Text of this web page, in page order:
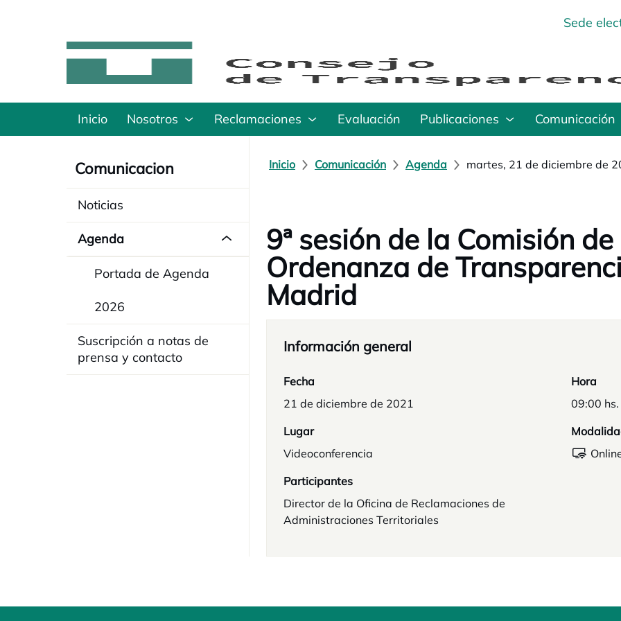
Sede
Inicio Nosotros Reclamaciones Evaluación Publicaciones Comunicación
Comunicacion
Noticias
Agenda
Portada de Agenda
2026
Suscripción a notas de
prensa y contacto
Inicio Comunicación Agenda martes, 21 de diciembre de
9ª sesión de la Comisión
Ordenanza de
Madrid
Información general
Fecha
21 de diciembre de 2021
Hora
09:00 hs.
Lugar
Videoconferencia
Participantes
Director de la Oficina de Reclamaciones de
Administraciones Territoriales